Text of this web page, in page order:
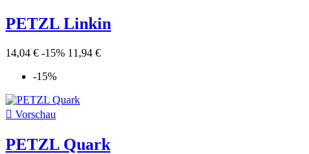
PETZL Linkin
14,04 € -15% 11,94 €
-15%
 Vorschau
PETZL Quark